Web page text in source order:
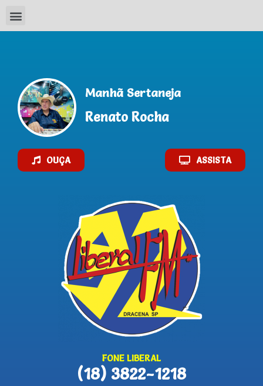
Manhã Sertaneja
Renato Rocha
OUÇA ASSISTA
FONE LIBERAL
(18) 3822-1218